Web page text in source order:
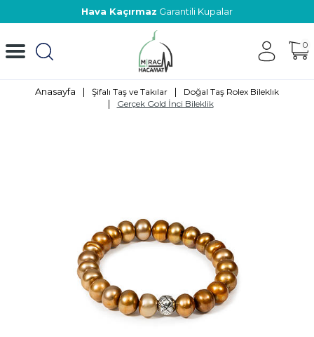
Hava Kaçırmaz Garantili Kupalar
0
Anasayfa | Şifalı Taş ve Takılar | Doğal Taş Rolex Bileklık
| Gerçek Gold İnci Bileklik